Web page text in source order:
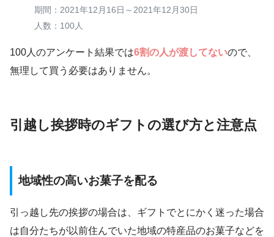
期間：2021年12月16日～2021年12月30日
人数：100人
100人のアンケート結果では6割の人が渡してないので、
無理して買う必要はありません。
引越し挨拶時のギフトの選び方と注意点
地域性の高いお菓子を配る
引っ越し先の挨拶の場合は、ギフトでとにかく迷った場合
は自分たちが以前住んでいた地域の特産品のお菓子などを